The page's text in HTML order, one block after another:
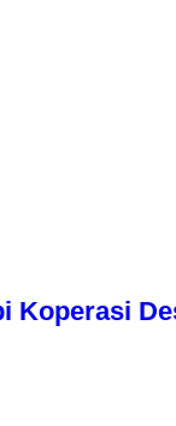
Koperasi